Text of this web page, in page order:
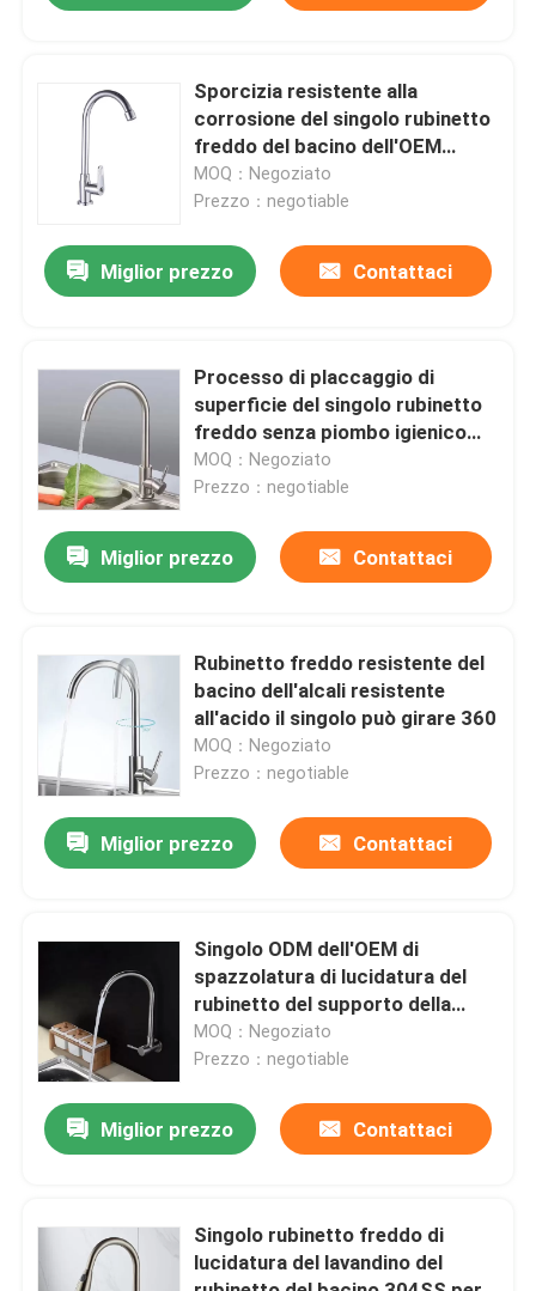
Prodotti
Chi siamo
Controllo di qualità
Contattaci
Notizia
Rubinetto per lavabo in acciaio inossidabile
Sporcizia resistente alla
corrosione del singolo rubinetto
freddo del bacino dell'OEM
304SS resistente
MOQ：Negoziato
Prezzo：negotiable
Miglior prezzo Contattaci
Processo di placcaggio di
superficie del singolo rubinetto
freddo senza piombo igienico
sano del bacino
MOQ：Negoziato
Prezzo：negotiable
Miglior prezzo Contattaci
Rubinetto freddo resistente del
bacino dell'alcali resistente
all'acido il singolo può girare 360
MOQ：Negoziato
Prezzo：negotiable
Miglior prezzo Contattaci
Singolo ODM dell'OEM di
spazzolatura di lucidatura del
rubinetto del supporto della
parete del foro del rubinetto
freddo singolo del bacino
MOQ：Negoziato
Prezzo：negotiable
Miglior prezzo Contattaci
Singolo rubinetto freddo di
lucidatura del lavandino del